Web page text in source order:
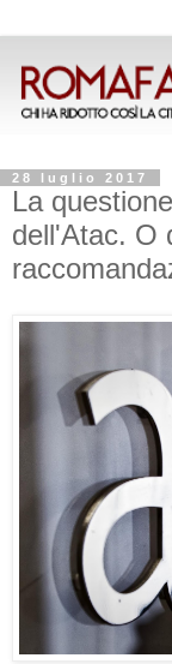
28 luglio 2017
La
dell'Atac. O